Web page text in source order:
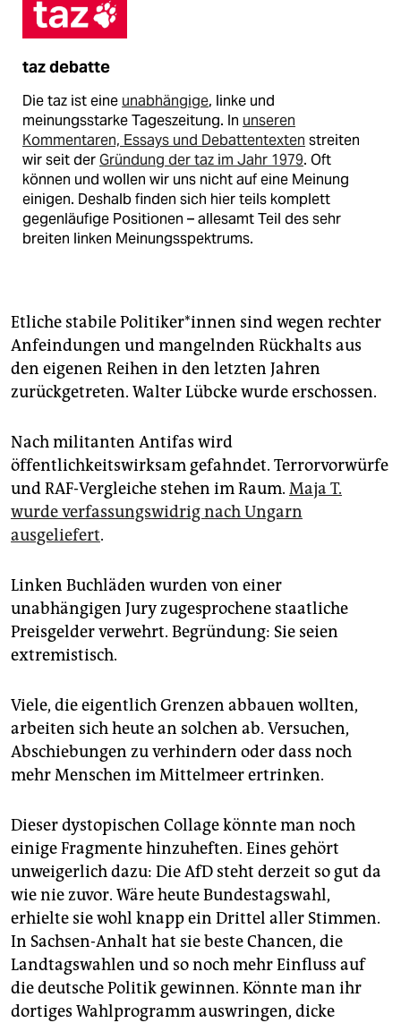
taz debatte
Die taz ist eine unabhängige, linke und
meinungsstarke Tageszeitung. In unseren
Kommentaren, Essays und Debattentexten streiten
wir seit derGründung der taz im Jahr 1979. Oft
können und wollen wir uns nicht auf eine Meinung
einigen. Deshalb finden sich hier teils komplett
gegenläufige Positionen – allesamt Teil des sehr
breiten linken Meinungsspektrums.
Etliche stabile Po­li­ti­ke­r*in­nen sind wegen rechter
Anfeindungen und mangelnden Rückhalts aus
den eigenen Reihen in den letzten Jahren
zurückgetreten. Walter Lübcke wurde erschossen.
Nach militanten Antifas wird
öffentlichkeitswirksam gefahndet. Terrorvorwürfe
und RAF-Vergleiche stehen im Raum. Maja T.
wurde verfassungswidrig nach Ungarn
ausgeliefert.
Linken Buchläden wurden von einer
unabhängigen Jury zugesprochene staatliche
Preisgelder verwehrt. Begründung: Sie seien
extremistisch.
Viele, die eigentlich Grenzen abbauen wollten,
arbeiten sich heute an solchen ab. Versuchen,
Abschiebungen zu verhindern oder dass noch
mehr Menschen im Mittelmeer ertrinken.
Dieser dystopischen Collage könnte man noch
einige Fragmente hinzuheften. Eines gehört
unweigerlich dazu: Die AfD steht derzeit so gut da
wie nie zuvor. Wäre heute Bundestagswahl,
erhielte sie wohl knapp ein Drittel aller Stimmen.
In Sachsen-Anhalt hat sie beste Chancen, die
Landtagswahlen und so noch mehr Einfluss auf
die deutsche Politik gewinnen. Könnte man ihr
dortiges Wahlprogramm auswringen, dicke